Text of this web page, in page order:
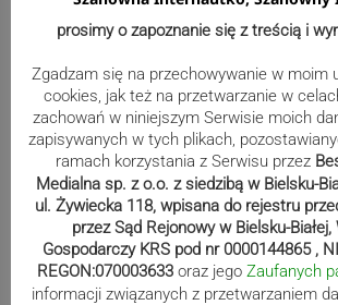
Niedawno przy Gimnazjum w
boisko z nawierzchnią poliuratanową,
wziąć się za boisko…
access_time 30.05.2017 14:35
Stronicowanie
wpisów
Poprzednia 1 … 288
291 292 293 294 …
prosimy o zapoznanie się z treścią i
Zgadzam się na przechowywanie w moim
cookies, jak też na przetwarzanie w
zachowań w niniejszym Serwisie moich
zapisywanych w tych plikach,
ramach korzystania z Serwisu przez
Medialna sp. z o.o. z siedzibą w Bielsku-
ul. Żywiecka 118, wpisana do rejestru
przez Sąd Rejonowy w Bielsku-Białej,
Gospodarczy KRS pod nr 0000144865 ,
REGON:070003633 oraz jego Zaufanych
informacji związanych z przetwarzaniem